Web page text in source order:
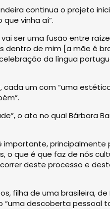
continua o projeto
vinha aí”.
ser uma fusão entre
dentro de mim [a mãe é
da língua
cada um com “uma
o ato no qual Bárbara
importante,
o que é que faz de nós
deste processo e
filha de uma brasileira,
“uma descoberta pessoal